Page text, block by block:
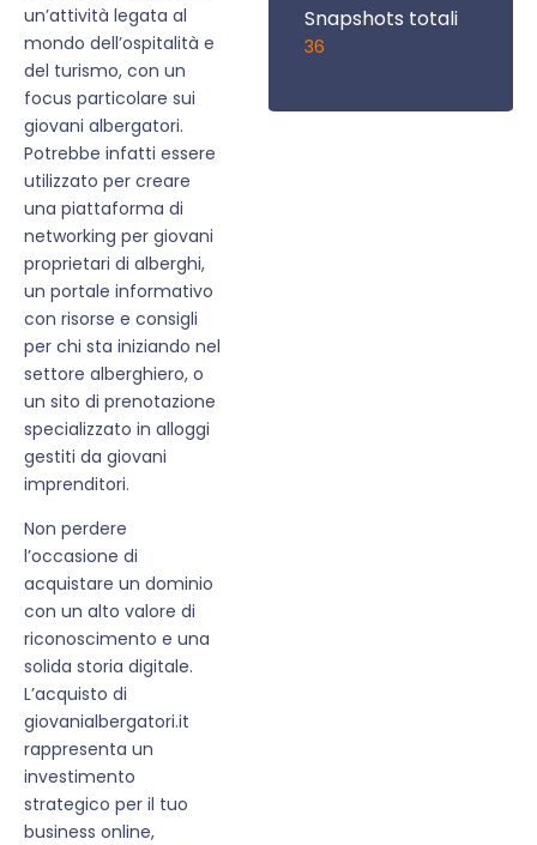
un’attività legata al
mondo dell’ospitalità e
del turismo, con un
focus particolare sui
giovani albergatori.
Potrebbe infatti essere
utilizzato per creare
una piattaforma di
networking per giovani
proprietari di alberghi,
un portale informativo
con risorse e consigli
per chi sta iniziando nel
settore alberghiero, o
un sito di prenotazione
specializzato in alloggi
gestiti da giovani
imprenditori.
Non perdere
l’occasione di
acquistare un dominio
con un alto valore di
riconoscimento e una
solida storia digitale.
L’acquisto di
giovanialbergatori.it
rappresenta un
investimento
strategico per il tuo
business online,
Snapshots totali
36